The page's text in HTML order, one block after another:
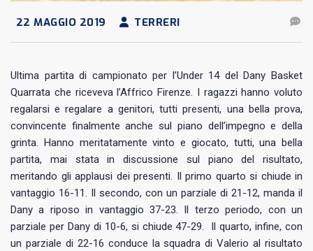
22 MAGGIO 2019 TERRERI
Ultima partita di campionato per l’Under 14 del Dany Basket
Quarrata che riceveva l’Affrico Firenze. I ragazzi hanno voluto
regalarsi e regalare a genitori, tutti presenti, una bella prova,
convincente finalmente anche sul piano dell’impegno e della
grinta. Hanno meritatamente vinto e giocato, tutti, una bella
partita, mai stata in discussione sul piano del risultato,
meritando gli applausi dei presenti. Il primo quarto si chiude in
vantaggio 16-11. Il secondo, con un parziale di 21-12, manda il
Dany a riposo in vantaggio 37-23. Il terzo periodo, con un
parziale per Dany di 10-6, si chiude 47-29. Il quarto, infine, con
un parziale di 22-16 conduce la squadra di Valerio al risultato